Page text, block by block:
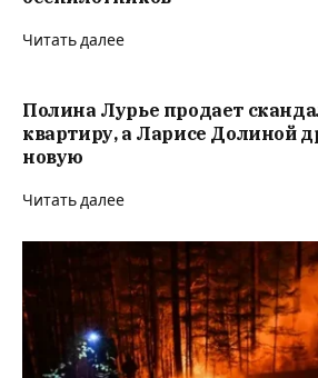
Читать далее
Полина Лурье продает
квартиру, а Ларисе Долиной
новую
Читать далее